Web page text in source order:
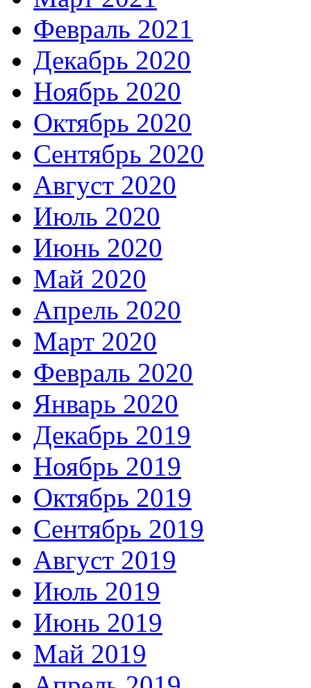
Февраль 2021
Декабрь 2020
Ноябрь 2020
Октябрь 2020
Сентябрь 2020
Август 2020
Июль 2020
Июнь 2020
Май 2020
Апрель 2020
Март 2020
Февраль 2020
Январь 2020
Декабрь 2019
Ноябрь 2019
Октябрь 2019
Сентябрь 2019
Август 2019
Июль 2019
Июнь 2019
Май 2019